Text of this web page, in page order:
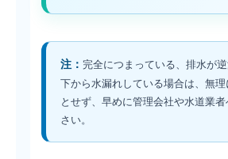
注： 完全につまっている、排水が
下から水漏れしている場合は、無理
とせず、早めに管理会社や水道業
さい。